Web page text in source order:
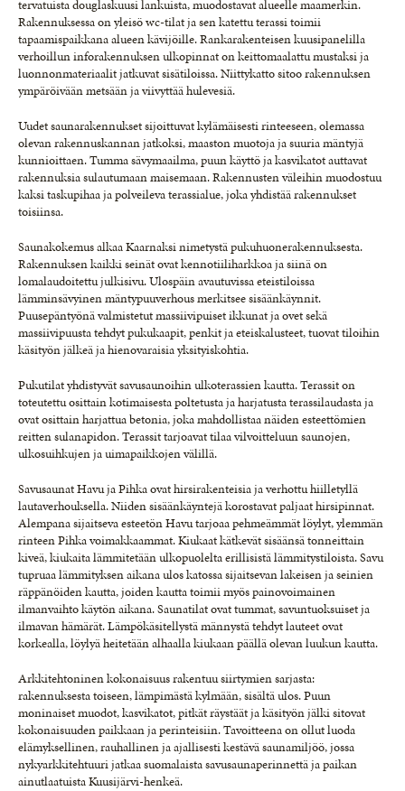
tervatuista douglaskuusi lankuista, muodostavat alueelle maamerkin.
Rakennuksessa on yleisö wc-tilat ja sen katettu terassi toimii
tapaamispaikkana alueen kävijöille. Rankarakenteisen kuusipanelilla
verhoillun inforakennuksen ulkopinnat on keittomaalattu mustaksi ja
luonnonmateriaalit jatkuvat sisätiloissa. Niittykatto sitoo rakennuksen
ympäröivään metsään ja viivyttää hulevesiä.
Uudet saunarakennukset sijoittuvat kylämäisesti rinteeseen, olemassa
olevan rakennuskannan jatkoksi, maaston muotoja ja suuria mäntyjä
kunnioittaen. Tumma sävymaailma, puun käyttö ja kasvikatot auttavat
rakennuksia sulautumaan maisemaan. Rakennusten väleihin muodostuu
kaksi taskupihaa ja polveileva terassialue, joka yhdistää rakennukset
toisiinsa.
Saunakokemus alkaa Kaarnaksi nimetystä pukuhuonerakennuksesta.
Rakennuksen kaikki seinät ovat kennotiiliharkkoa ja siinä on
lomalaudoitettu julkisivu. Ulospäin avautuvissa eteistiloissa
lämminsävyinen mäntypuuverhous merkitsee sisäänkäynnit.
Puusepäntyönä valmistetut massiivipuiset ikkunat ja ovet sekä
massiivipuusta tehdyt pukukaapit, penkit ja eteiskalusteet, tuovat tiloihin
käsityön jälkeä ja hienovaraisia yksityiskohtia.
Pukutilat yhdistyvät savusaunoihin ulkoterassien kautta. Terassit on
toteutettu osittain kotimaisesta poltetusta ja harjatusta terassilaudasta ja
ovat osittain harjattua betonia, joka mahdollistaa näiden esteettömien
reitten sulanapidon. Terassit tarjoavat tilaa vilvoitteluun saunojen,
ulkosuihkujen ja uimapaikkojen välillä.
Savusaunat Havu ja Pihka ovat hirsirakenteisia ja verhottu hiilletyllä
lautaverhouksella. Niiden sisäänkäyntejä korostavat paljaat hirsipinnat.
Alempana sijaitseva esteetön Havu tarjoaa pehmeämmät löylyt, ylemmän
rinteen Pihka voimakkaammat. Kiukaat kätkevät sisäänsä tonneittain
kiveä, kiukaita lämmitetään ulkopuolelta erillisistä lämmitystiloista. Savu
tupruaa lämmityksen aikana ulos katossa sijaitsevan lakeisen ja seinien
räppänöiden kautta, joiden kautta toimii myös painovoimainen
ilmanvaihto käytön aikana. Saunatilat ovat tummat, savuntuoksuiset ja
ilmavan hämärät. Lämpökäsitellystä männystä tehdyt lauteet ovat
korkealla, löylyä heitetään alhaalla kiukaan päällä olevan luukun kautta.
Arkkitehtoninen kokonaisuus rakentuu siirtymien sarjasta:
rakennuksesta toiseen, lämpimästä kylmään, sisältä ulos. Puun
moninaiset muodot, kasvikatot, pitkät räystäät ja käsityön jälki sitovat
kokonaisuuden paikkaan ja perinteisiin. Tavoitteena on ollut luoda
elämyksellinen, rauhallinen ja ajallisesti kestävä saunamiljöö, jossa
nykyarkkitehtuuri jatkaa suomalaista savusaunaperinnettä ja paikan
ainutlaatuista Kuusijärvi-henkeä.